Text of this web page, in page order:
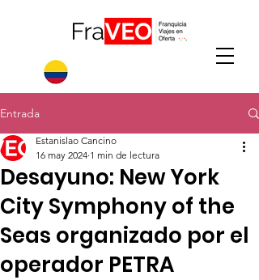
Entrada
Desayuno: New York
City Symphony of the
Seas organizado por el
operador PETRA
Estanislao Cancino
16 may 2024 1 min de lectura